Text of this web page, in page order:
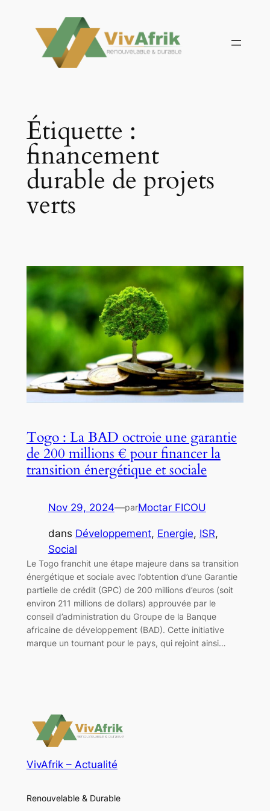
contenu
Étiquette :
financement
durable de projets
verts
Togo : La BAD octroie une garantie
de 200 millions € pour financer la
transition énergétique et sociale
Nov 29, 2024—parMoctar FICOU
dans Développement, Energie, ISR
Social
Le Togo franchit une étape majeure dans sa transition
énergétique et sociale avec l’obtention d’une Garantie
partielle de crédit (GPC) de 200 millions d’euros (soit
environ 211 millions de dollars) approuvée par le
conseil d’administration du Groupe de la Banque
africaine de développement (BAD). Cette initiative
marque un tournant pour le pays, qui rejoint ainsi…
VivAfrik – Actualité
Renouvelable & Durable